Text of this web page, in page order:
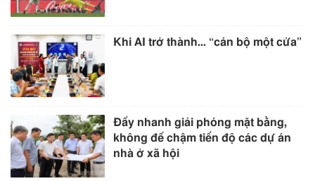
Khi AI trở thành... “cán bộ một cửa”
Đẩy nhanh giải phóng mặt bằng,
không để chậm tiến độ các dự án
nhà ở xã hội